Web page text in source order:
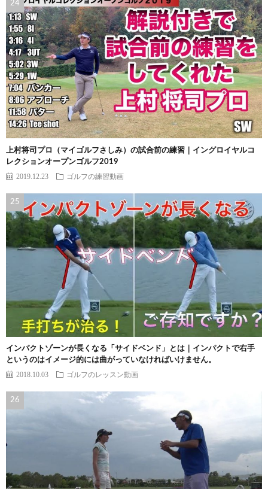
上村将司プロ（マイゴルフさしみ）の試合前の練習｜イングロイヤルコ
レクションオープンゴルフ2019
2019.12.23 ゴルフの練習動画
インパクトゾーンが長くなる「サイドベンド」とは｜インパクトで右手
というのはイメージ的には曲がっていなければいけません。
2018.10.03 ゴルフのレッスン動画